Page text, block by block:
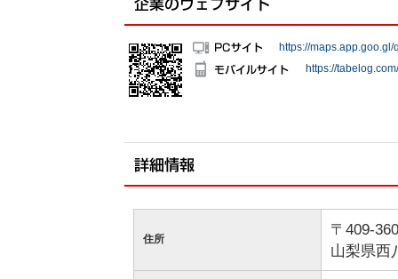
https://maps.app.goo.gl/
https://
住所
〒409-
山梨県西